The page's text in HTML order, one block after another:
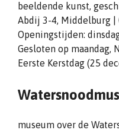
beeldende kunst,
Abdij 3-4, Middelburg |
Openingstijden:
Gesloten op maandag,
Eerste Kerstdag (25
museum over de